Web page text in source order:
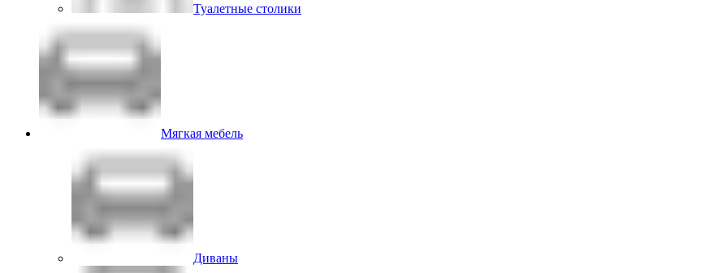
Туалетные столики
Мягкая мебель
Диваны